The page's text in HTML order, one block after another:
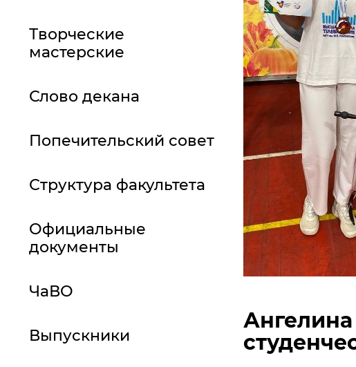
Творческие
мастерские
Слово декана
Попечительский совет
Структура факультета
Официальные
документы
ЧаВО
Выпускники